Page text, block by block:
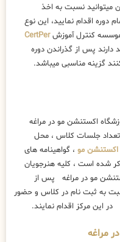
نسبت به اخذ
دوره اقدام نمایید، این نوع
موسسه کنترل آموزشCertPer
دارند پس از گذراندن دوره
گزینه مناسبی میباشد.
اکستنشن مو در مراغه
تعداد جلسات کلاس ، محل
مو ، گواهینامه های
شده است ، کلیه هنرجویان
مو در مراغه پس از
به ثبت نام در کلاس و حضور
این مرکز اقدام نمایند.
مراغه